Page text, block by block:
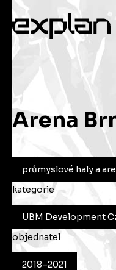
Arena
průmyslové haly a
kategorie
UBM Development
objednatel
2018–2021